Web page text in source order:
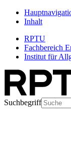
Inhalt
RPTU
Fachbereich
Institut für
Suchbegriff